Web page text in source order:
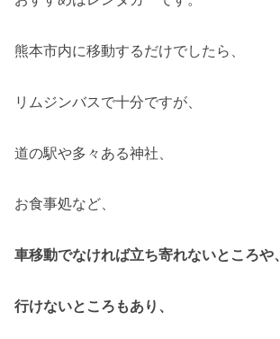
熊本市内に移動するだけでしたら、
リムジンバスで十分ですが、
道の駅や多々ある神社、
お食事処など、
車移動でなければ立ち寄れないところや、
行けないところもあり、